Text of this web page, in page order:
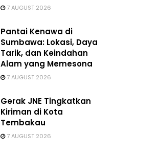
7 AUGUST 2026
Pantai Kenawa di
Sumbawa: Lokasi, Daya
Tarik, dan Keindahan
Alam yang Memesona
7 AUGUST 2026
Gerak JNE Tingkatkan
Kiriman di Kota
Tembakau
7 AUGUST 2026